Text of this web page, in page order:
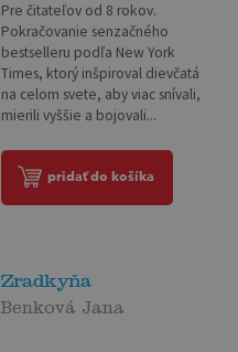
Pre čitateľov od 8 rokov.
Pokračovanie senzačného
bestselleru podľa New York
Times, ktorý inšpiroval dievčatá
na celom svete, aby viac snívali,
mierili vyššie a bojovali...
pridať do košíka
Zradkyňa
Benková Jana